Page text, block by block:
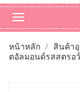
หน้าหลัก สินค้า
ตอัลมอนด์รสสตรอ